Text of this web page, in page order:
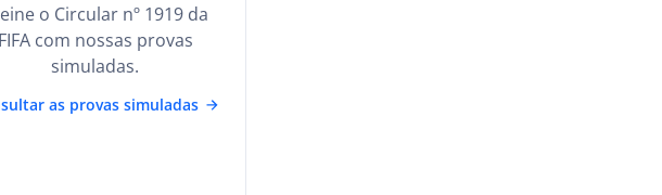
o Circular nº 1919 da
FIFA com nossas provas
simuladas.
as provas simuladas